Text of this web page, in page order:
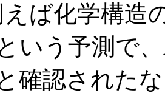
ば化学構造
いう予測で
確認された